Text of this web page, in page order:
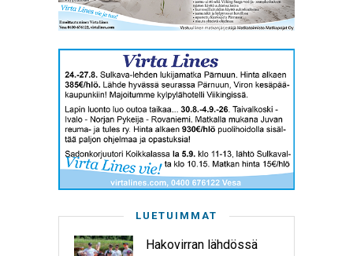
LUETUIMMAT
Hakovirran lähdössä